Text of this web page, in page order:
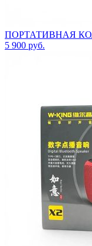
ПОРТАТИВНАЯ
5 900 руб.